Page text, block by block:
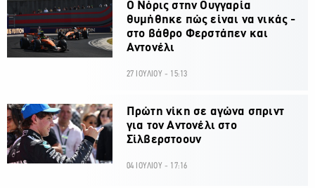
O Νόρις στην Ουγγαρία
θυμήθηκε πώς είναι να νικάς -
στο βάθρο Φερστάπεν και
Αντονέλι
27 ΙΟΥΛΙΟΥ - 15:13
Πρώτη νίκη σε αγώνα σπριντ
για τον Αντονέλι στο
Σίλβερστοουν
04 ΙΟΥΛΙΟΥ - 17:16